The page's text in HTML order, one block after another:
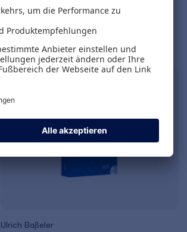
46,68 € zzgl. MwSt.
Ulrich Baßeler